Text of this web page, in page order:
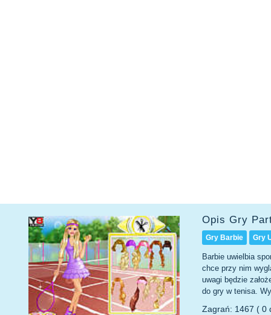
Opis Gry
Gry Barbie Gry
Barbie uwielbia
chce przy nim
uwagi będzie
do gry w tenisa.
Zagrań: 1467 ( 0